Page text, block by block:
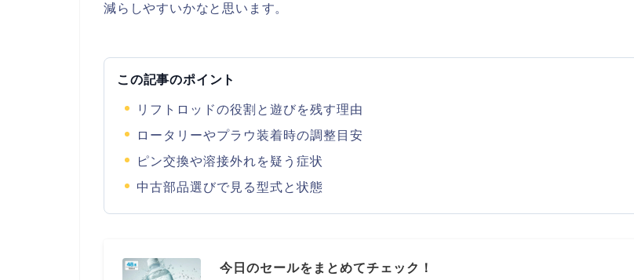
減らしやすいかなと思います。
この記事のポイント
リフトロッドの役割と遊びを残す理由
ロータリーやプラウ装着時の調整目安
ピン交換や溶接外れを疑う症状
中古部品選びで見る型式と状態
今日のセールをまとめてチェック！